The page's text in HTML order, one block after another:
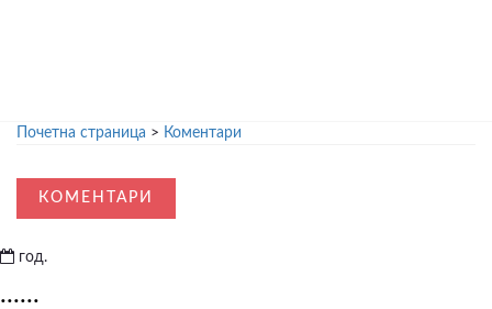
Почетна страница > Коментари
КОМЕНТАРИ
год.
......